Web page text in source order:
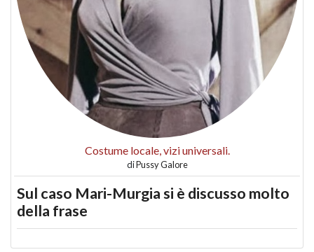
Costume locale, vizi universali.
diPussy Galore
Sul caso Mari-Murgia si è discusso molto
della frase